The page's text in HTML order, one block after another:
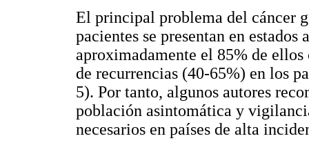
El principal problema del cáncer
pacientes se presentan en estados
aproximadamente el 85% de
de recurrencias (40-65%) en los
5). Por tanto, algunos autores
población asintomática y
necesarios en países de alta